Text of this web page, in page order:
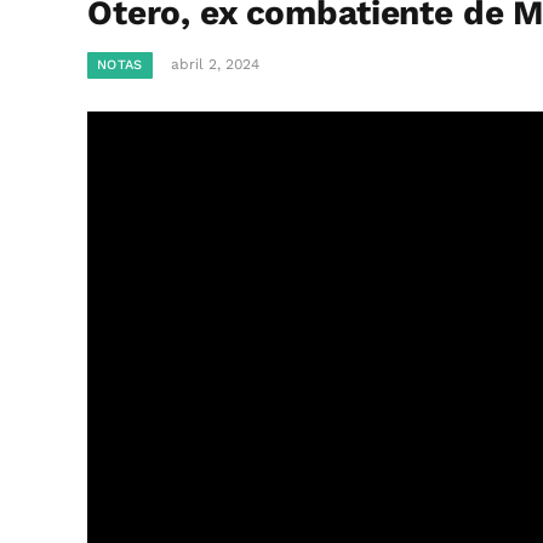
Otero, ex combatiente de
NOTAS abril 2, 2024